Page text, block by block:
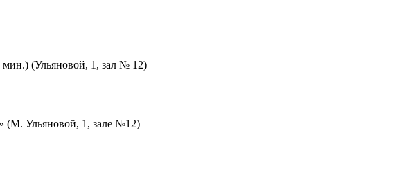
(Ульяновой, 1, зал № 12)
(М. Ульяновой, 1, зале №12)